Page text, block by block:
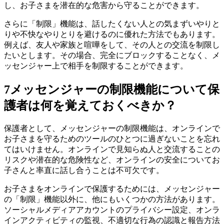
し、お子さまを潜在的な危害から守ることができます。
さらに「制限」機能は、話したくない人との気まずいやりと
りや不快なやりとりを避けるのに優れた方法でもあります。
例えば、友人や家族と喧嘩をして、その人との交流を制限し
たいとします。その場合、完全にブロックすることなく、メ
ッセンジャー上で相手を制限することができます。
7メッセンジャーの制限機能について保
護者は何を覚えておくべきか？
保護者として、メッセンジャーの制限機能は、オンラインで
お子さまを守るためのツールのひとつに過ぎないことを忘れ
てはいけません。オンラインで見知らぬ人と交流することの
リスクや潜在的な危険性など、オンラインの安全についてお
子さんと率直に話し合うことは不可欠です。
お子さまをオンラインで保護するためには、メッセンジャー
の「制限」機能以外に、他にもいくつかの方法があります。
ソーシャルメディアアカウントのプライバシー設定、オンラ
インアクティビティの監視、不適切な行為の認識と報告方法